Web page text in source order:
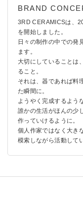
3RD CERAMICSは、
を開始しました。
日々の制作の中での発
ます。
大切にしていることは
ること。
それは、器であれば料
た瞬間に。
ようやく完成するよう
誰かの生活がほんの少
作っていけるように。
個人作家ではなく大き
模索しながら活動して